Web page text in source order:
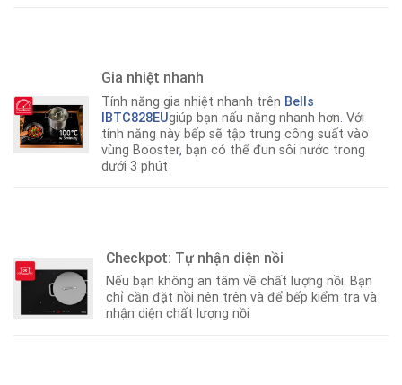
Gia nhiệt nhanh
Tính năng gia nhiệt nhanh trên Bells
IBTC828EUgiúp bạn nấu năng nhanh hơn. Với
tính năng này bếp sẽ tập trung công suất vào
vùng Booster, bạn có thể đun sôi nước trong
dưới 3 phút
Checkpot: Tự nhận diện nồi
Nếu bạn không an tâm về chất lượng nồi. Bạn
chỉ cần đặt nồi nên trên và để bếp kiểm tra và
nhận diện chất lượng nồi